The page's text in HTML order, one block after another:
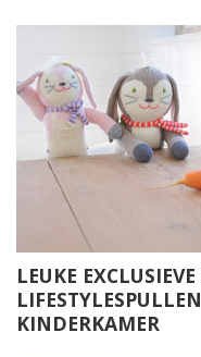
LEUKE
KINDERKAMER